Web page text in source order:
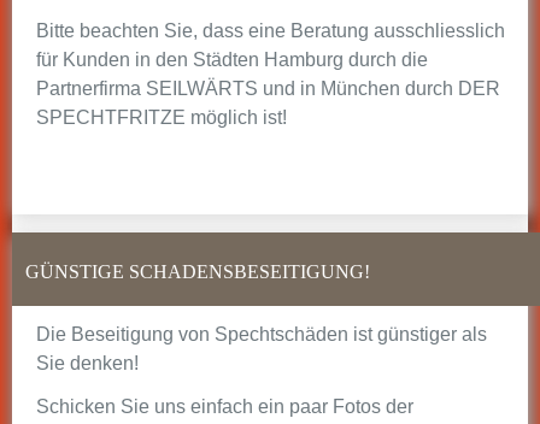
Bitte beachten Sie, dass eine Beratung ausschliesslich
für Kunden in den Städten Hamburg durch die
Partnerfirma SEILWÄRTS und in München durch DER
SPECHTFRITZE möglich ist!
GÜNSTIGE SCHADENSBESEITIGUNG!
Die Beseitigung von Spechtschäden ist günstiger als
Sie denken!
Schicken Sie uns einfach ein paar Fotos der